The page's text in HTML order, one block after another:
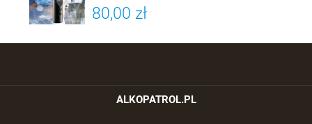
80,00 zł
ALKOPATROL.PL